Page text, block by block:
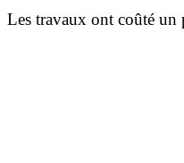
Les travaux ont coûté un